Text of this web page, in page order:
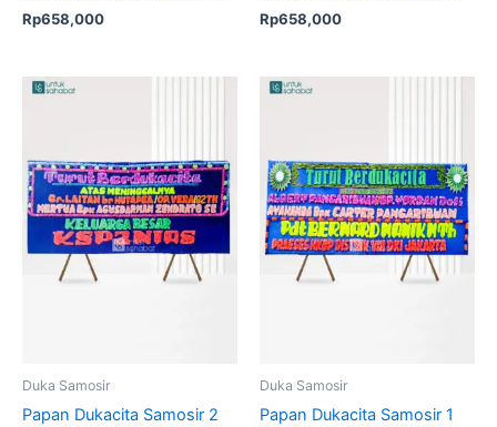
Rp658,000 Rp658,000
Duka Samosir
Papan Dukacita Samosir 2
Duka Samosir
Papan Dukacita Samosir 1